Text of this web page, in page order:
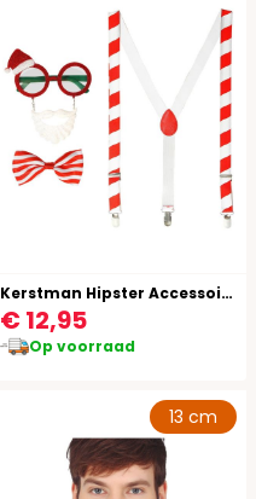
Kerstman Hipster Accessoire Setje
€ 12,95
Op voorraad
13 cm